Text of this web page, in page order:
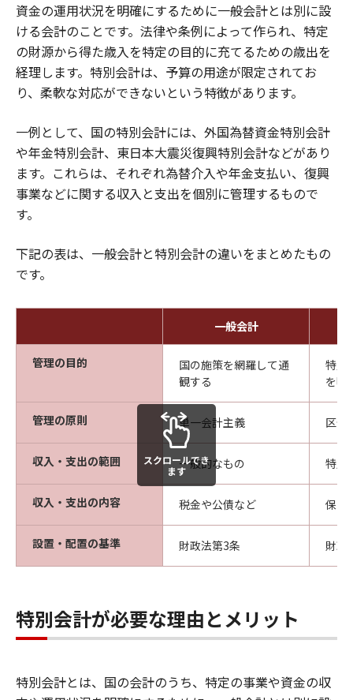
資金の運用状況を明確にするために一般会計とは別に設
ける会計のことです。法律や条例によって作られ、特定
の財源から得た歳入を特定の目的に充てるための歳出を
経理します。特別会計は、予算の用途が限定されてお
り、柔軟な対応ができないという特徴があります。
一例として、国の特別会計には、外国為替資金特別会計
や年金特別会計、東日本大震災復興特別会計などがあり
ます。これらは、それぞれ為替介入や年金支払い、復興
事業などに関する収入と支出を個別に管理するもので
す。
下記の表は、一般会計と特別会計の違いをまとめたもの
です。
一般会計
管理の目的
国の施策を網羅して通
観する
特定
を明
管理の原則 単一会計主義 区分
収入・支出の範囲 一般的なもの 特別
収入・支出の内容 税金や公債など 保険
設置・配置の基準 財政法第3条 財政
スクロールでき
ます
特別会計が必要な理由とメリット
特別会計とは、国の会計のうち、特定の事業や資金の収